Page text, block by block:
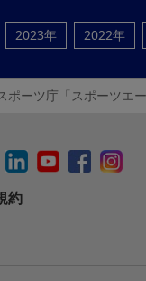
2023年 2022年
ポーツ庁「スポーツエ
約